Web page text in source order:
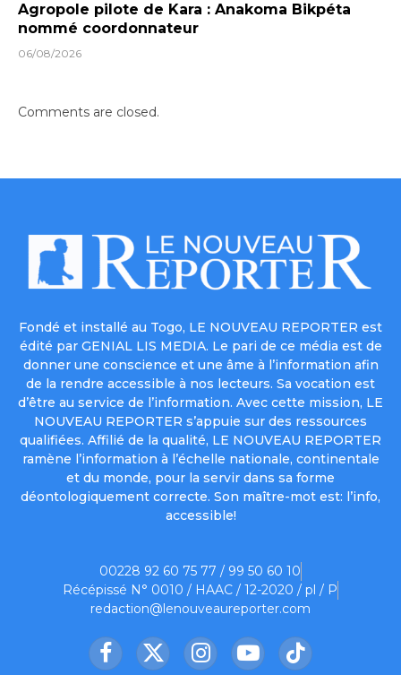
Agropole pilote de Kara : Anakoma Bikpéta
nommé coordonnateur
06/08/2026
Comments are closed.
Fondé et installé au Togo, LE NOUVEAU REPORTER est
édité par GENIAL LIS MEDIA. Le pari de ce média est de
donner une conscience et une âme à l’information afin
de la rendre accessible à nos lecteurs. Sa vocation est
d’être au service de l’information. Avec cette mission, LE
NOUVEAU REPORTER s’appuie sur des ressources
qualifiées. Affilié de la qualité, LE NOUVEAU REPORTER
ramène l’information à l’échelle nationale, continentale
et du monde, pour la servir dans sa forme
déontologiquement correcte. Son maître-mot est: l’info,
accessible!
00228 92 60 75 77 / 99 50 60 10
Récépissé N° 0010 / HAAC / 12-2020 / pl / P
redaction@lenouveaureporter.com
Facebook
X
InstagramYouTubeTikTok